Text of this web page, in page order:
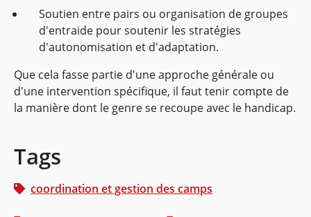
Soutien entre pairs ou organisation de groupes
d'entraide pour soutenir les stratégies
d'autonomisation et d'adaptation.
Que cela fasse partie d'une approche générale ou
d'une intervention spécifique, il faut tenir compte de
la manière dont le genre se recoupe avec le handicap.
Tags
coordination et gestion des camps